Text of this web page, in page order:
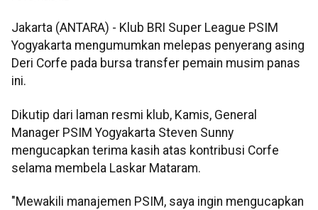
Jakarta (ANTARA) - Klub BRI Super League PSIM
Yogyakarta mengumumkan melepas penyerang asing
Deri Corfe pada bursa transfer pemain musim panas
ini.
Dikutip dari laman resmi klub, Kamis, General
Manager PSIM Yogyakarta Steven Sunny
mengucapkan terima kasih atas kontribusi Corfe
selama membela Laskar Mataram.
"Mewakili manajemen PSIM, saya ingin mengucapkan